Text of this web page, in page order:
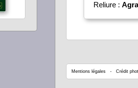
Reliure :
Mentions légales - Crédit